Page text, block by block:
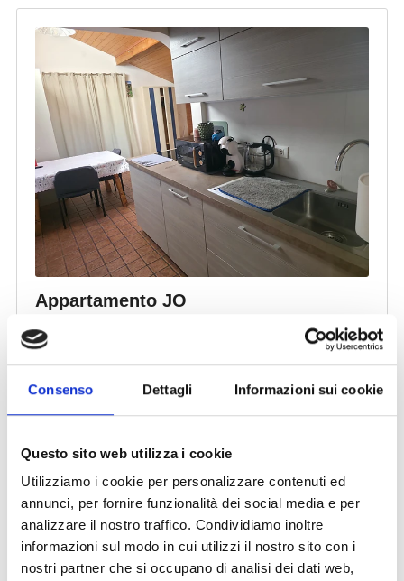
Consenso Dettagli Informazioni sui cookie
Questo sito web utilizza i cookie
Utilizziamo i cookie per personalizzare contenuti ed
annunci, per fornire funzionalità dei social media e per
analizzare il nostro traffico. Condividiamo inoltre
informazioni sul modo in cui utilizzi il nostro sito con i
nostri partner che si occupano di analisi dei dati web,